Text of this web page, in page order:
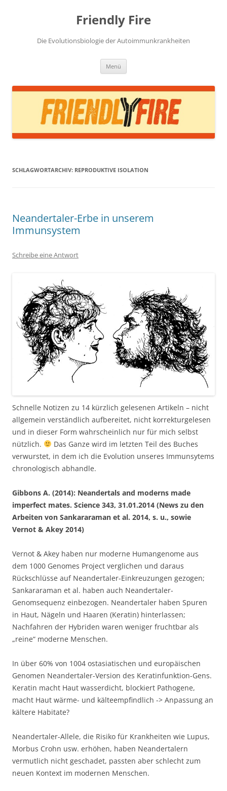
Friendly Fire
Die Evolutionsbiologie der Autoimmunkrankheiten
Menü
SCHLAGWORTARCHIV: REPRODUKTIVE ISOLATION
Neandertaler-Erbe in unserem
Immunsystem
Schreibe eine Antwort
Schnelle Notizen zu 14 kürzlich gelesenen Artikeln – nicht
allgemein verständlich aufbereitet, nicht korrekturgelesen
und in dieser Form wahrscheinlich nur für mich selbst
nützlich.
Das Ganze wird im letzten Teil des Buches
verwurstet, in dem ich die Evolution unseres Immunsytems
chronologisch abhandle.
Gibbons A. (2014): Neandertals and moderns made
imperfect mates. Science 343, 31.01.2014 (News zu den
Arbeiten von Sankararaman et al. 2014, s. u., sowie
Vernot & Akey 2014)
Vernot & Akey haben nur moderne Humangenome aus
dem 1000 Genomes Project verglichen und daraus
Rückschlüsse auf Neandertaler-Einkreuzungen gezogen;
Sankararaman et al. haben auch Neandertaler-
Genomsequenz einbezogen. Neandertaler haben Spuren
in Haut, Nägeln und Haaren (Keratin) hinterlassen;
Nachfahren der Hybriden waren weniger fruchtbar als
„reine“ moderne Menschen.
In über 60% von 1004 ostasiatischen und europäischen
Genomen Neandertaler-Version des Keratinfunktion-Gens.
Keratin macht Haut wasserdicht, blockiert Pathogene,
macht Haut wärme- und kälteempfindlich -> Anpassung an
kältere Habitate?
Neandertaler-Allele, die Risiko für Krankheiten wie Lupus,
Morbus Crohn usw. erhöhen, haben Neandertalern
vermutlich nicht geschadet, passten aber schlecht zum
neuen Kontext im modernen Menschen.